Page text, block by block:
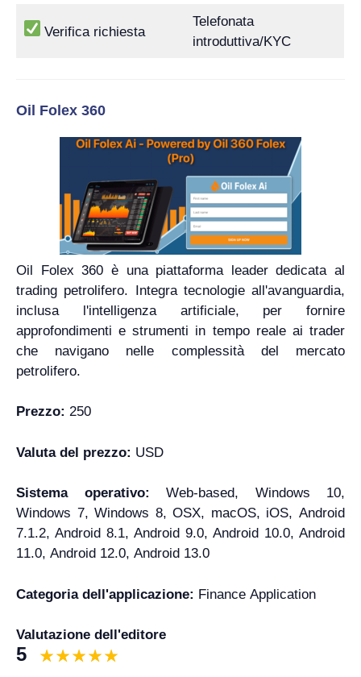
Verifica richiesta
Telefonata
introduttiva/KYC
Oil Folex 360
Oil Folex 360 è una piattaforma leader dedicata al
trading petrolifero. Integra tecnologie all'avanguardia,
inclusa l'intelligenza artificiale, per fornire
approfondimenti e strumenti in tempo reale ai trader
che navigano nelle complessità del mercato
petrolifero.
Prezzo: 250
Valuta del prezzo: USD
Sistema operativo: Web-based, Windows 10,
Windows 7, Windows 8, OSX, macOS, iOS, Android
7.1.2, Android 8.1, Android 9.0, Android 10.0, Android
11.0, Android 12.0, Android 13.0
Categoria dell'applicazione: Finance Application
Valutazione dell'editore
5